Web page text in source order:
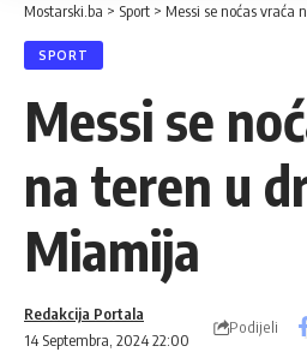
Mostarski.ba > Sport > Messi se noćas vraća
SPORT
Messi se
na teren u
Miamija
14 Septembra, 2024 22:00
Redakcija Portala
Podijeli